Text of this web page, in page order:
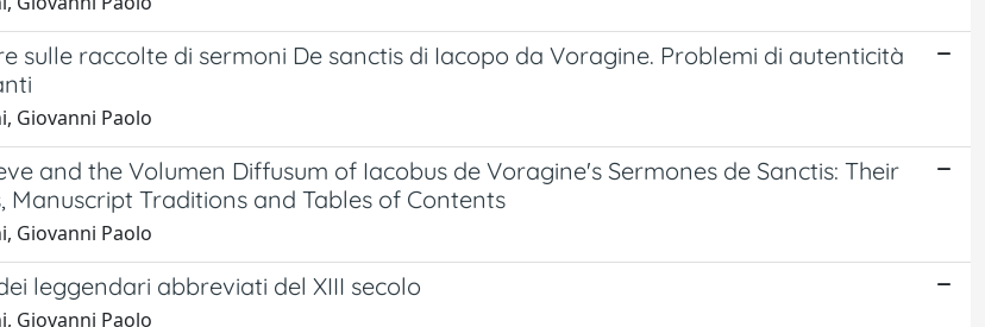
sulle raccolte di sermoni De sanctis di Iacopo da Voragine. Problemi di autenticità
Giovanni Paolo
and the Volumen Diffusum of Iacobus de Voragine's Sermones de Sanctis: Their
Manuscript Traditions and Tables of Contents
Giovanni Paolo
leggendari abbreviati del XIII secolo
Giovanni Paolo